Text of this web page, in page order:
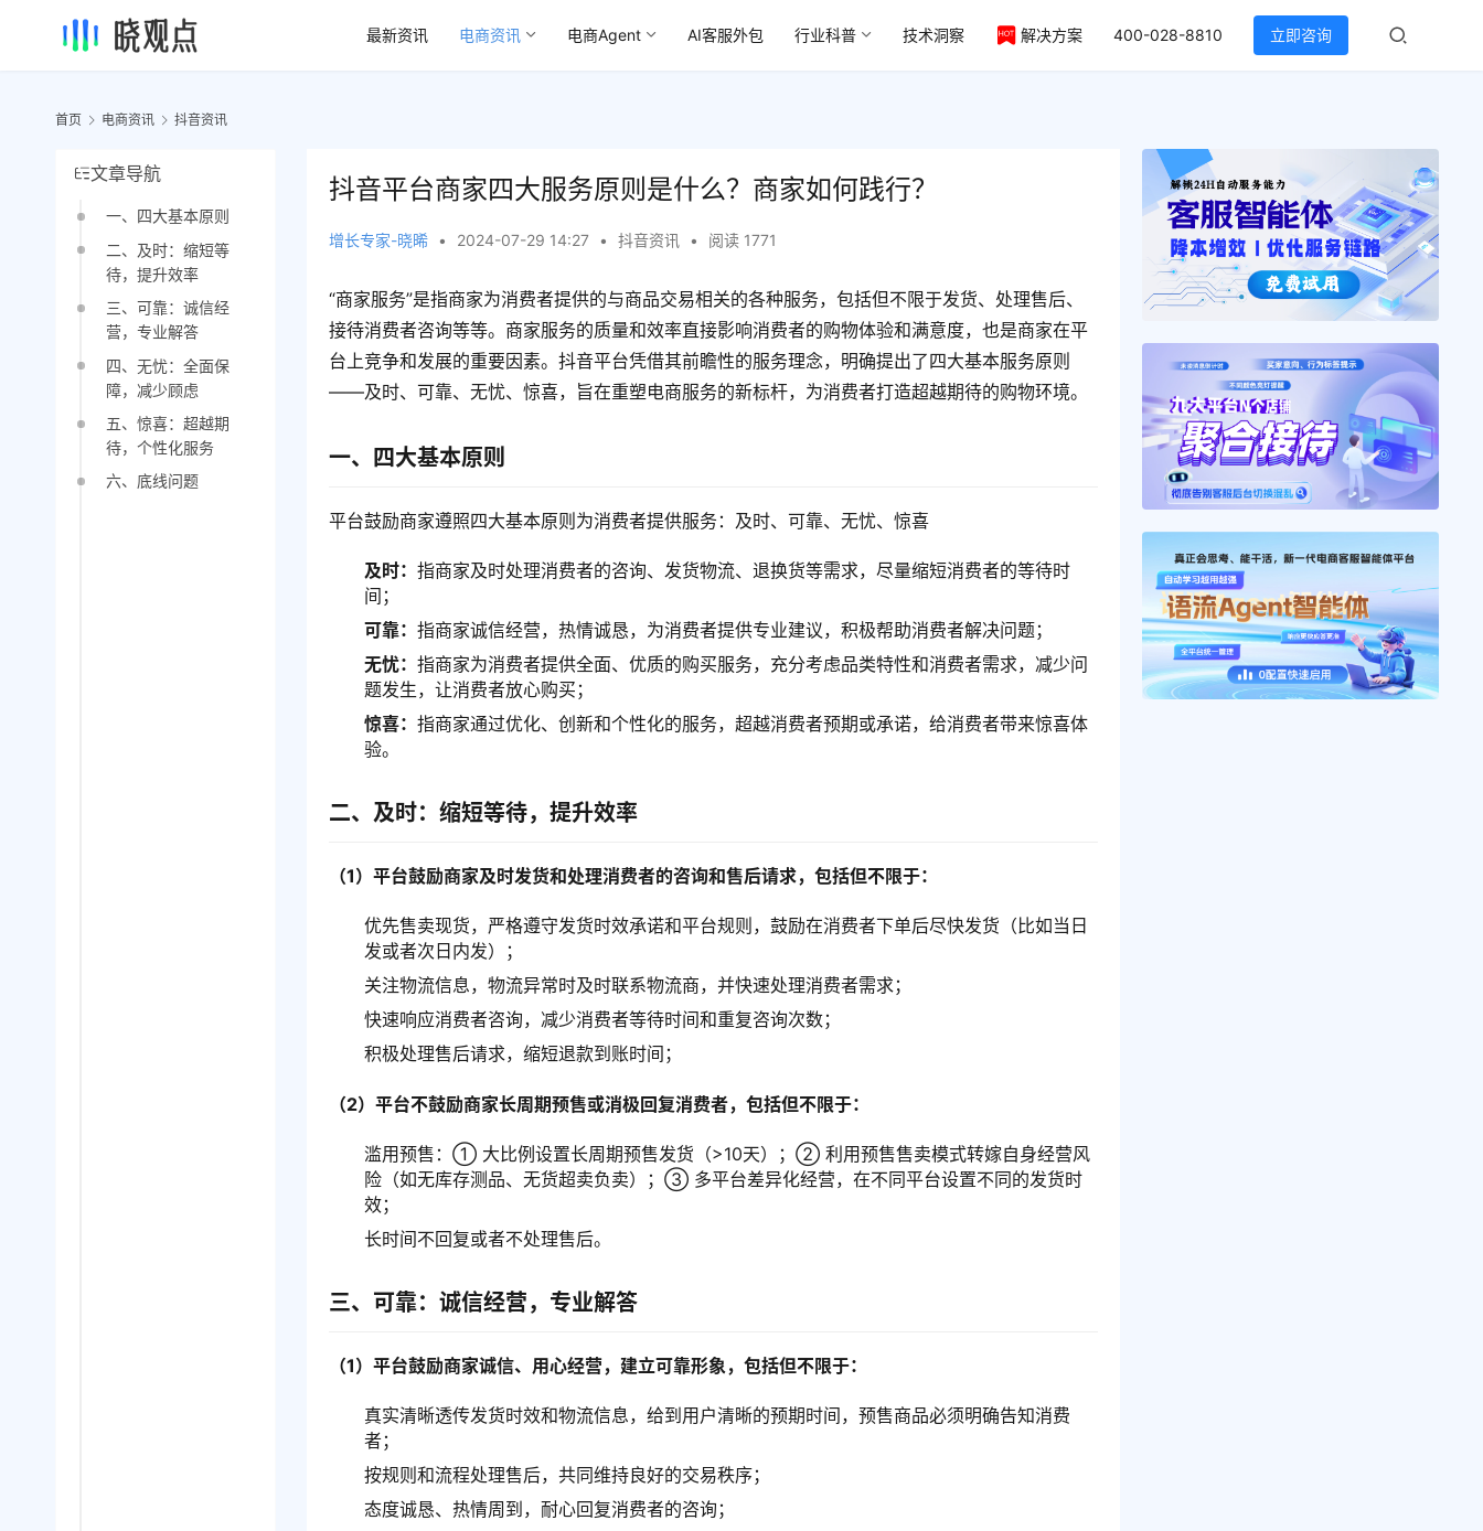
最新资讯 电商资讯 电商Agent AI客服外包 行业科普 技术洞察 解决方案 400-028-8810 立即咨询
首页 电商资讯 抖音资讯
文章导航
一、四大基本原则
二、及时：缩短等
待，提升效率
三、可靠：诚信经
营，专业解答
四、无忧：全面保
障，减少顾虑
五、惊喜：超越期
待，个性化服务
六、底线问题
抖音平台商家四大服务原则是什么？商家如何践行？
增长专家-晓晞 • 2024-07-29 14:27 • 抖音资讯 • 阅读 1771
“商家服务”是指商家为消费者提供的与商品交易相关的各种服务，包括但不限于发货、处理售后、
接待消费者咨询等等。商家服务的质量和效率直接影响消费者的购物体验和满意度，也是商家在平
台上竞争和发展的重要因素。抖音平台凭借其前瞻性的服务理念，明确提出了四大基本服务原则
——及时、可靠、无忧、惊喜，旨在重塑电商服务的新标杆，为消费者打造超越期待的购物环境。
一、四大基本原则
平台鼓励商家遵照四大基本原则为消费者提供服务：及时、可靠、无忧、惊喜
及时：指商家及时处理消费者的咨询、发货物流、退换货等需求，尽量缩短消费者的等待时
间；
可靠：指商家诚信经营，热情诚恳，为消费者提供专业建议，积极帮助消费者解决问题；
无忧：指商家为消费者提供全面、优质的购买服务，充分考虑品类特性和消费者需求，减少问
题发生，让消费者放心购买；
惊喜：指商家通过优化、创新和个性化的服务，超越消费者预期或承诺，给消费者带来惊喜体
验。
二、及时：缩短等待，提升效率
（1）平台鼓励商家及时发货和处理消费者的咨询和售后请求，包括但不限于：
优先售卖现货，严格遵守发货时效承诺和平台规则，鼓励在消费者下单后尽快发货（比如当日
发或者次日内发）；
关注物流信息，物流异常时及时联系物流商，并快速处理消费者需求；
快速响应消费者咨询，减少消费者等待时间和重复咨询次数；
积极处理售后请求，缩短退款到账时间；
（2）平台不鼓励商家长周期预售或消极回复消费者，包括但不限于：
滥用预售：① 大比例设置长周期预售发货（>10天）；② 利用预售售卖模式转嫁自身经营风
险（如无库存测品、无货超卖负卖）；③ 多平台差异化经营，在不同平台设置不同的发货时
效；
长时间不回复或者不处理售后。
三、可靠：诚信经营，专业解答
（1）平台鼓励商家诚信、用心经营，建立可靠形象，包括但不限于：
真实清晰透传发货时效和物流信息，给到用户清晰的预期时间，预售商品必须明确告知消费
者；
按规则和流程处理售后，共同维持良好的交易秩序；
态度诚恳、热情周到，耐心回复消费者的咨询；